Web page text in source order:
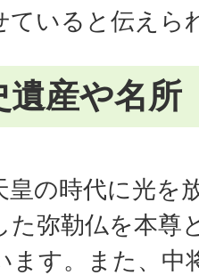
ていると伝えら
遺産や名所
皇の時代に光
た弥勒仏を本尊
ます。また、中